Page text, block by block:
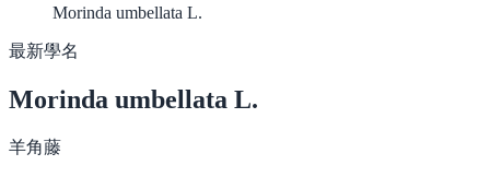
Morinda umbellata L.
最新學名
Morinda umbellata L.
羊角藤